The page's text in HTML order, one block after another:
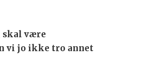
skal være
vi jo ikke tro annet